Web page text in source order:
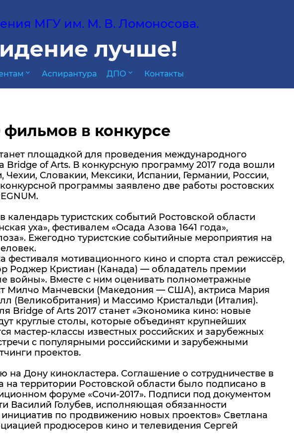
МГУ им. М. В. Ломоносова.
лучше!
expand_more Аспирантура ДПО expand_more Контакты
фильмов в конкурсе
площадкой для проведения международного
Bridge of Arts. В конкурсную программу 2017 года вошли
Словакии, Мексики, Испании, Германии, России,
программы заявлено две работы ростовских
туристских событий Ростовской области
уха», фестивалем «Осада Азова 1641 года»,
Ежегодно туристские событийные мероприятия на
мотивационного кино и спорта стал режиссёр,
Роджер Кристиан (Канада) — обладатель премии
войны». Вместе с ним оценивать полнометражные
Милчо Манчевски (Македония — США), актриса Мария
(Великобритания) и Массимо Кристальди (Италия).
Bridge of Arts 2017 станет «Экономика кино: новые
круглые столы, которые объединят крупнейших
мастер-классы известных российских и зарубежных
с популярными российскими и зарубежными
проектов.
на Дону кинокластера. Соглашение о сотрудничестве в
на территории Ростовской области было подписано в
форуме «Сочи-2017». Подписи под документом
Василий Голубев, исполняющая обязанности
инициатив по продвижению новых проектов» Светлана
продюсеров кино и телевидения Сергей